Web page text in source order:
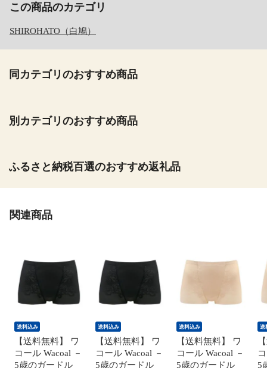
この商品のカテゴリ
SHIROHATO（白鳩）
同カテゴリのおすすめ商品
別カテゴリのおすすめ商品
ふるさと納税百選のおすすめ返礼品
関連商品
送料込み
【送料無料】 ワ
コール Wacoal －
5歳のガードル
送料込み
【送料無料】 ワ
コール Wacoal －
5歳のガードル
送料込み
【送料無料】 ワ
コール Wacoal －
5歳のガードル
送
5